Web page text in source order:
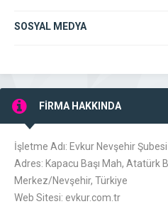
SOSYAL MEDYA
FİRMA HAKKINDA
İşletme Adı: Evkur Nevşehir Şubesi
Adres: Kapacu Başı Mah, Atatürk
Merkez/Nevşehir, Türkiye
Web Sitesi: evkur.com.tr